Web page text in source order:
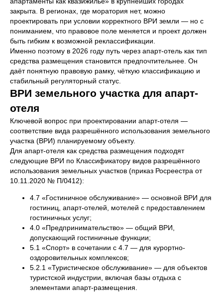
закрыта. В регионах, где моратория нет, можно
проектировать при условии корректного ВРИ земли — но с
пониманием, что правовое поле меняется и проект должен
быть гибким к возможной реклассификации.
Именно поэтому в 2026 году путь через апарт-отель как тип
средства размещения становится предпочтительнее. Он
даёт понятную правовую рамку, чёткую классификацию и
стабильный регуляторный статус.
ВРИ земельного участка для апарт-
отеля
Ключевой вопрос при проектировании апарт-отеля —
соответствие вида разрешённого использования земельного
участка (ВРИ) планируемому объекту.
Для апарт-отеля как средства размещения подходят
следующие ВРИ по Классификатору видов разрешённого
использования земельных участков (приказ Росреестра от
10.11.2020 № П/0412):
4.7 «Гостиничное обслуживание» — основной ВРИ для
гостиниц, апарт-отелей, мотелей с предоставлением
гостиничных услуг;
4.0 «Предпринимательство» — общий ВРИ,
допускающий гостиничные функции;
5.1 «Спорт» в сочетании с 4.7 — для курортно-
оздоровительных комплексов;
5.2.1 «Туристическое обслуживание» — для объектов
туристской индустрии, включая базы отдыха с
элементами апарт-размещения.